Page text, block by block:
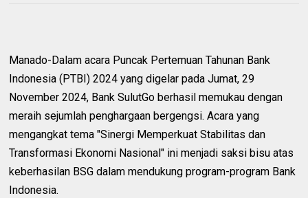
Manado-Dalam acara Puncak Pertemuan Tahunan Bank
Indonesia (PTBI) 2024 yang digelar pada Jumat, 29
November 2024, Bank SulutGo berhasil memukau dengan
meraih sejumlah penghargaan bergengsi. Acara yang
mengangkat tema "Sinergi Memperkuat Stabilitas dan
Transformasi Ekonomi Nasional" ini menjadi saksi bisu atas
keberhasilan BSG dalam mendukung program-program Bank
Indonesia.